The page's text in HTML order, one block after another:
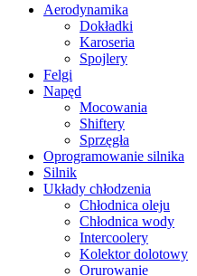
Aerodynamika
Dokładki
Karoseria
Spojlery
Felgi
Napęd
Mocowania
Shiftery
Sprzęgła
Oprogramowanie silnika
Silnik
Układy chłodzenia
Chłodnica oleju
Chłodnica wody
Intercoolery
Kolektor dolotowy
Orurowanie